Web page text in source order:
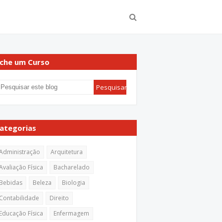
um Curso
Arquitetura
Física
Bacharelado
Beleza
Biologia
Direito
Física
Enfermagem